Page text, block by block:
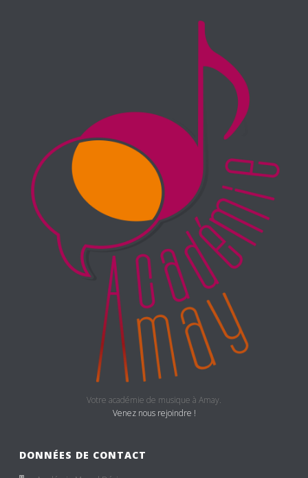
Votre académie de musique à Amay.
Venez nous rejoindre !
DONNÉES DE CONTACT